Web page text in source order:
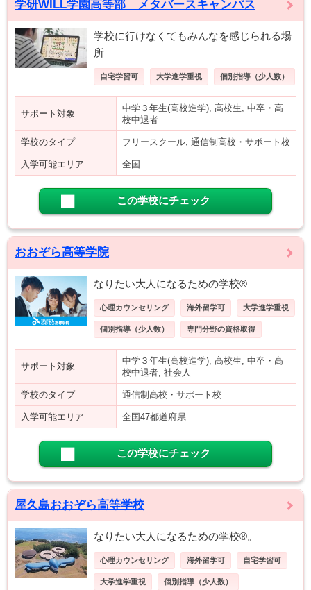
学研WILL学園高等部 メタバースキャンパス
学校に行けなくてもみんなを感じられる場
所
自宅学習可 大学進学重視 個別指導（少人数）
サポート対象
中学３年生(高校進学), 高校生, 中卒・高
校中退者
学校のタイプ フリースクール, 通信制高校・サポート校
入学可能エリア 全国
この学校にチェック
おおぞら高等学院
なりたい大人になるための学校®
心理カウンセリング 海外留学可 大学進学重視
個別指導（少人数） 専門分野の資格取得
サポート対象
中学３年生(高校進学), 高校生, 中卒・高
校中退者, 社会人
学校のタイプ 通信制高校・サポート校
入学可能エリア 全国47都道府県
この学校にチェック
屋久島おおぞら高等学校
なりたい大人になるための学校®。
心理カウンセリング 海外留学可 自宅学習可
大学進学重視 個別指導（少人数）